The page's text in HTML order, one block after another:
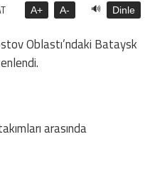
A+ A- 🔊 Dinle
Oblastı’ndaki Bataysk
arasında